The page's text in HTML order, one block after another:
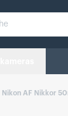
Nikon AF Nikkor